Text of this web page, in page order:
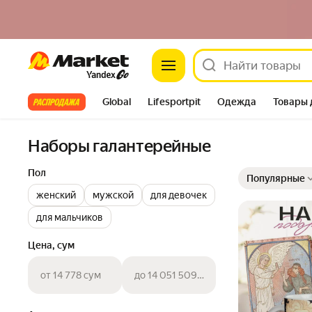
Market
Все хиты Global Lifesportpit Одежда Товары
Наборы галантерейные
Пол
женский
мужской
для девочек
для мальчиков
Цена, сум
от 14 778 сум до 14 051 509 сум
Популярные